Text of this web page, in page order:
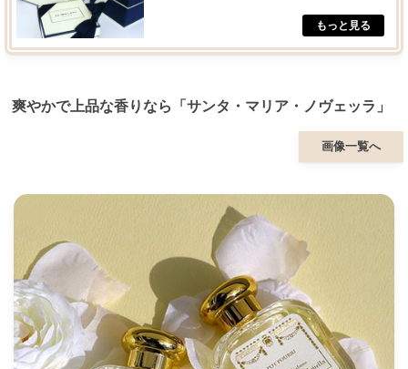
爽やかで上品な香りなら「サンタ・マリア・ノヴェッラ」
画像一覧へ